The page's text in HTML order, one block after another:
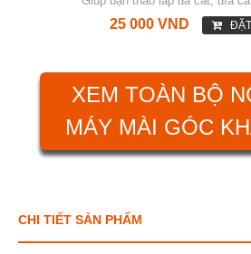
25 000 VND
XEM TOÀN BỘ
MÁY MÀI GÓC
CHI TIẾT SẢN PHẨM